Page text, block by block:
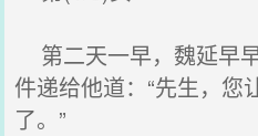
第二天一早，魏延早
件递给他道：“先生，您
了。”